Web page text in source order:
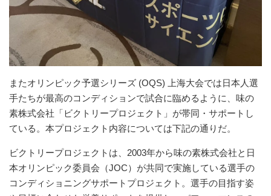
またオリンピック予選シリーズ (OQS) 上海大会では日本人選
手たちが最高のコンディションで試合に臨めるように、味の
素株式会社「ビクトリープロジェクト」が帯同・サポートし
ている。本プロジェクト内容については下記の通りだ。
ビクトリープロジェクトは、2003年から味の素株式会社と日
本オリンピック委員会（JOC）が共同で実施している選手の
コンディショニングサポートプロジェクト。選手の目指す姿